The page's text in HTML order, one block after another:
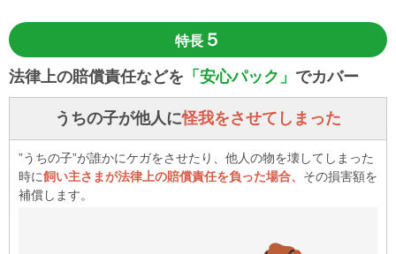
特長 ５
法律上の賠償責任などを 「安心パック」 でカバー
うちの子が他人に怪我をさせてしまった
”うちの子”が誰かにケガをさせたり、他人の物を壊してしまった
時に飼い主さまが法律上の賠償責任を負った場合、 その損害額を
補償します。